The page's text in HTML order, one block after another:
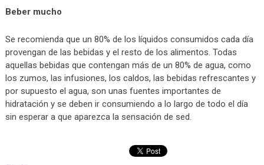
Beber mucho
Se recomienda que un 80% de los líquidos consumidos cada día
provengan de las bebidas y el resto de los alimentos. Todas
aquellas bebidas que contengan más de un 80% de agua, como
los zumos, las infusiones, los caldos, las bebidas refrescantes y
por supuesto el agua, son unas fuentes importantes de
hidratación y se deben ir consumiendo a lo largo de todo el día
sin esperar a que aparezca la sensación de sed.